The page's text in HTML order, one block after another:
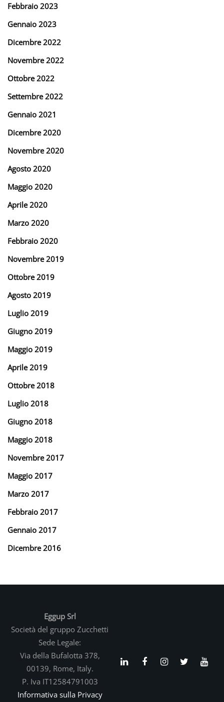
Febbraio 2023
Gennaio 2023
Dicembre 2022
Novembre 2022
Ottobre 2022
Settembre 2022
Gennaio 2021
Dicembre 2020
Novembre 2020
Agosto 2020
Maggio 2020
Aprile 2020
Marzo 2020
Febbraio 2020
Novembre 2019
Ottobre 2019
Agosto 2019
Luglio 2019
Giugno 2019
Maggio 2019
Aprile 2019
Ottobre 2018
Luglio 2018
Giugno 2018
Maggio 2018
Novembre 2017
Maggio 2017
Marzo 2017
Febbraio 2017
Gennaio 2017
Dicembre 2016
Eggup Srl
Società del gruppo Zucchetti
Sede Legale:
Via della Bufalotta 378,
00139, Rome, Italy.
P. Iva IT12584791003
Informativa sulla Privacy